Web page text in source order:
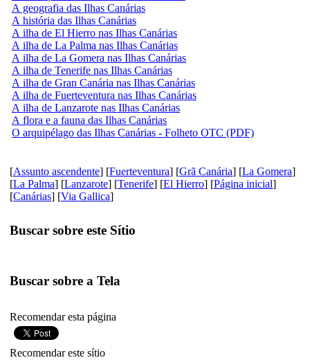
A geografia das Ilhas Canárias
A história das Ilhas Canárias
A ilha de El Hierro nas Ilhas Canárias
A ilha de La Palma nas Ilhas Canárias
A ilha de La Gomera nas Ilhas Canárias
A ilha de Tenerife nas Ilhas Canárias
A ilha de Gran Canária nas Ilhas Canárias
A ilha de Fuerteventura nas Ilhas Canárias
A ilha de Lanzarote nas Ilhas Canárias
A flora e a fauna das Ilhas Canárias
O arquipélago das Ilhas Canárias - Folheto OTC (PDF)
[Assunto ascendente] [Fuerteventura] [Grã Canária] [La Gomera]
[La Palma] [Lanzarote] [Tenerife] [El Hierro] [Página inicial]
[Canárias] [Via Gallica]
Buscar sobre este Sítio
Buscar sobre a Tela
Recomendar esta página
Recomendar este sítio